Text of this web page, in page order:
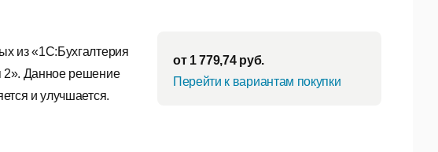
из «1С:Бухгалтерия
2». Данное решение
и улучшается.
от 1 779,74руб.
Перейти к вариантам покупки